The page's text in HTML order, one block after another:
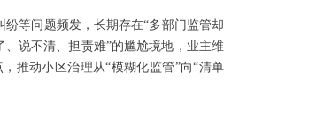
等问题频发，长期存在“多部门监管却
说不清、担责难”的尴尬境地，业主维
推动小区治理从“模糊化监管”向“清单